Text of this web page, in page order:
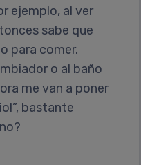
ejemplo, al ver
sabe que
para comer.
o al baño
me van a poner
bastante